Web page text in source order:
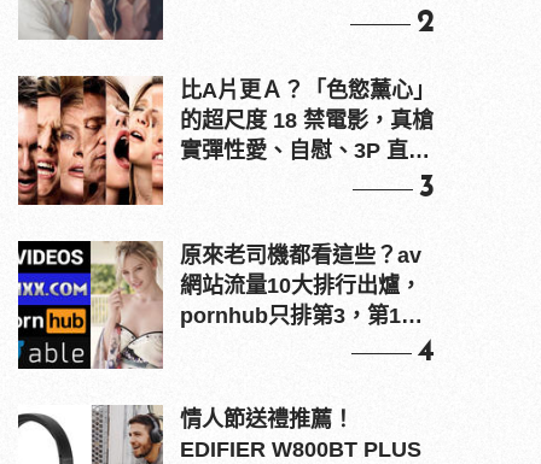
2
比A片更Ａ？「色慾薰心」
的超尺度 18 禁電影，真槍
實彈性愛、自慰、3P 直接
3
原來老司機都看這些？av
網站流量10大排行出爐，
pornhub只排第3，第1名
4
情人節送禮推薦！
EDIFIER W800BT PLUS